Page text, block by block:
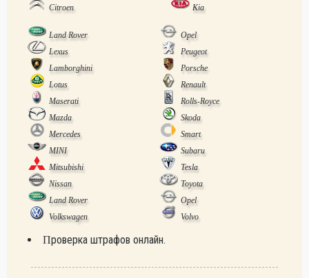
Citroen
Kia
Land Rover
Opel
Lexus
Peugeot
Lamborghini
Porsche
Lotus
Renault
Maserati
Rolls-Royce
Mazda
Skoda
Mercedes
Smart
MINI
Subaru
Mitsubishi
Tesla
Nissan
Toyota
Land Rover
Opel
Volkswagen
Volvo
Проверка штрафов онлайн.